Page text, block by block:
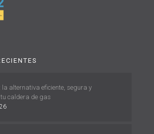
la alternativa eficiente, segura y
caldera de gas